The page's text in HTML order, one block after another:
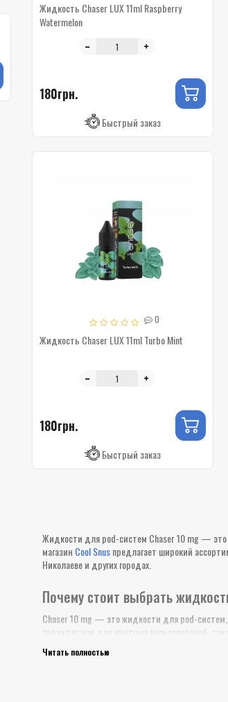
Жидкость Chaser LUX 11ml Raspberry
Watermelon
180грн.
Быстрый заказ
0
Жидкость Chaser LUX 11ml Turbo Mint
180грн.
Быстрый заказ
Жидкости для pod-систем Chaser 10 mg —
магазин Cool Snusпредлагает широкий
Николаеве и других городах.
Почему стоит выбрать
Chaser 10 mg — это жидкости для pod-
подходят как для опытных пользователей,
Оптимальная крепость: Жидкость
Читать полностью